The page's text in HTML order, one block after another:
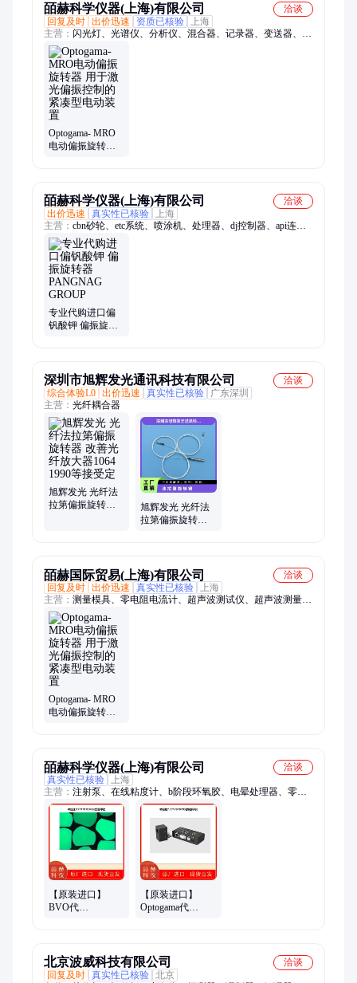
皕赫科学仪器(上海)有限公司
洽谈
回复及时 出价迅速 资质已核验
上海
主营： 闪光灯、光谱仪、分析仪、混合器、记录器、变送器、冷
却器、电动泵、测量仪、直列阀、气体池、离子源、热电偶、环
氧胶、气氛炉、变流仪、液氮罐、切断锯、铣削机、起重机、粒
度仪、氩弧焊、蛋白质、油处理、操纵杆
Optogama- MRO
电动偏振旋转器
皕赫科学仪器(上海)有限公司
洽谈
出价迅速
真实性已核验
上海
主营： cbn砂轮、etc系统、喷涂机、处理器、dj控制器、api连接
器、led加热器、压缩机、过滤机、cpp薄膜、din导轨、led点胶、
ac-600-ec、hay合并、cpu风扇、gige相机、adme毒物、ncov测
定、pvd涂层机、端铣刀座、led楼梯灯、hsc起重机、电源模块、
ccd摄像机、led固化灯
专业代购进口偏
钒酸钾 偏振旋转
深圳市旭辉发光通讯科技有限公司
洽谈
综合体验L0 出价迅速 真实性已核验
广东深圳
主营： 光纤耦合器
旭辉发光 光纤法
拉第偏振旋转器
旭辉发光 光纤法
拉第偏振旋转器
皕赫国际贸易(上海)有限公司
洽谈
回复及时 出价迅速 真实性已核验
上海
主营： 测量模具、零电阻电流计、超声波测试仪、超声波测量
仪、电化学测试仪、收缩膨胀测量
Optogama- MRO
电动偏振旋转器
皕赫科学仪器(上海)有限公司
洽谈
真实性已核验
上海
主营： 注射泵、在线粘度计、b阶段环氧胶、电晕处理器、零脉
冲柱塞泵、便携式粘度计、单组分环氧胶
【原装进口】
BVO代
【原装进口】
Optogama代
北京波威科技有限公司
洽谈
回复及时 真实性已核验 北京